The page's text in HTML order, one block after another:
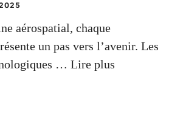
aérospatial, chaque
un pas vers l’avenir. Les
… Lire plus